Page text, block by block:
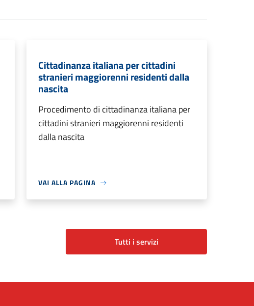
Cittadinanza italiana per cittadini
stranieri maggiorenni residenti dalla
nascita
Procedimento di cittadinanza italiana per
cittadini stranieri maggiorenni residenti
dalla nascita
VAI ALLA PAGINA
Tutti i servizi